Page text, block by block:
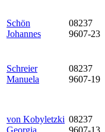
Schön
Johannes
08237
9607-23
Schreier
Manuela
08237
9607-19
von Kobyletzki 08237